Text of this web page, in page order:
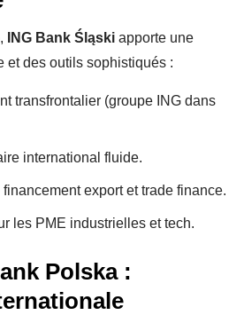
ING Bank Śląski apporte une
et des outils sophistiqués :
transfrontalier (groupe ING dans
international fluide.
export et trade finance.
les PME industrielles et tech.
Polska :